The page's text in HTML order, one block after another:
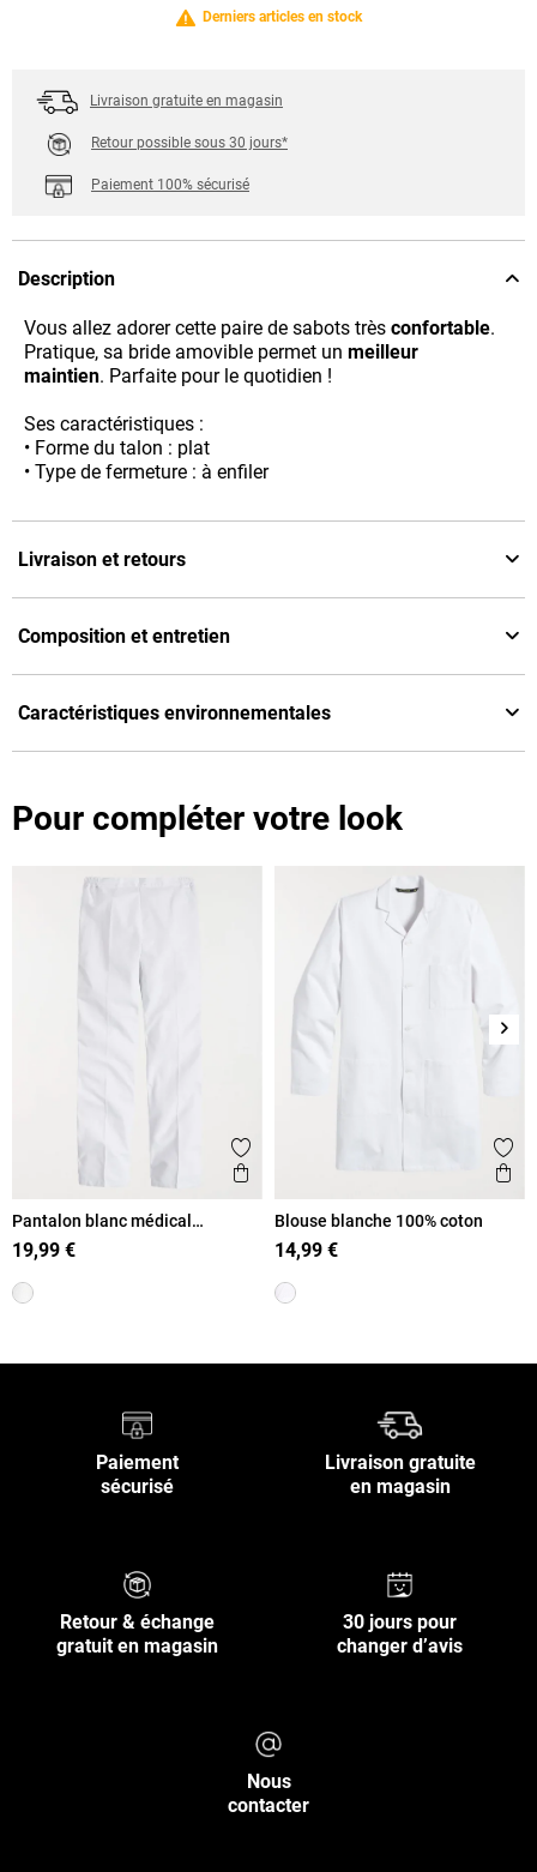
Derniers articles en stock
Livraison gratuite en magasin
Retour possible sous 30 jours*
Paiement 100% sécurisé
Description
Vous allez adorer cette paire de sabots très confortable.
Pratique, sa bride amovible permet un meilleur
maintien. Parfaite pour le quotidien !
Ses caractéristiques :
• Forme du talon : plat
• Type de fermeture : à enfiler
Livraison et retours
Composition et entretien
Caractéristiques environnementales
Pour compléter votre look
Ajouter aux favoris
Aperçu rapide
Pantalon blanc médical
élastiqué
19,99 €
Blouse blanche 100% coton
14,99 €
Paiement
sécurisé
Livraison gratuite
en magasin
Retour & échange
gratuit en magasin
30 jours pour
changer d’avis
Nous
contacter